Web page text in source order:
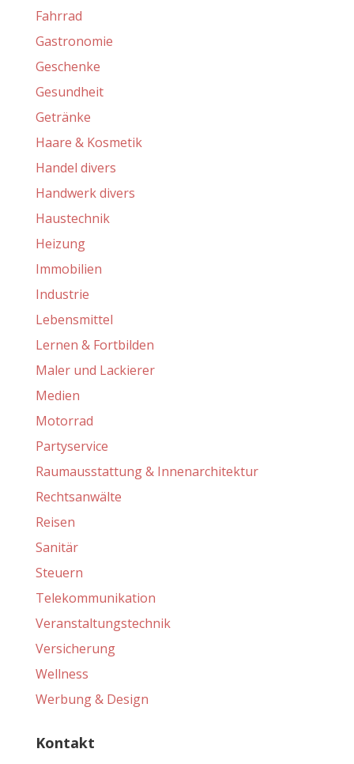
Fahrrad
Gastronomie
Geschenke
Gesundheit
Getränke
Haare & Kosmetik
Handel divers
Handwerk divers
Haustechnik
Heizung
Immobilien
Industrie
Lebensmittel
Lernen & Fortbilden
Maler und Lackierer
Medien
Motorrad
Partyservice
Raumausstattung & Innenarchitektur
Rechtsanwälte
Reisen
Sanitär
Steuern
Telekommunikation
Veranstaltungstechnik
Versicherung
Wellness
Werbung & Design
Kontakt